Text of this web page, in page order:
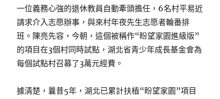
一位義務心強的退休教員自動牽頭擔任，6名村平易近
請求介入志愿辦事，與來村年夜先生志愿者輪番排
班。陳亮先容，今朝，這個被稱作“盼望家園進級版”
的項目在3個村同時試點，湖北省青少年成長基金會為
每個試點村召募了3萬元經費。
據清楚，曩昔5年，湖北已累計扶植“盼望家園”項目